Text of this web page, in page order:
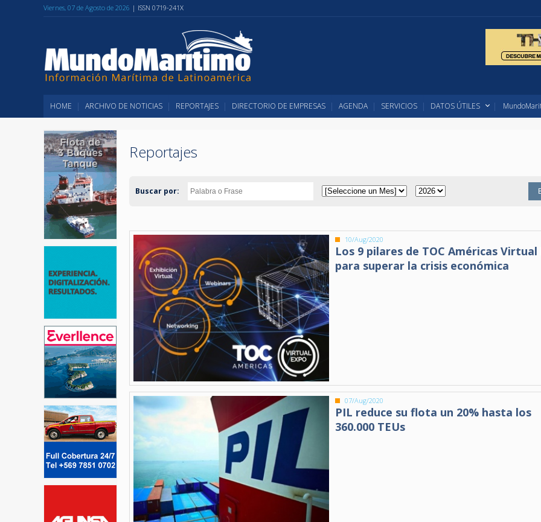
Viernes, 07 de Agosto de 2026 | ISSN 0719-241X
HOME ARCHIVO DE NOTICIAS REPORTAJES DIRECTORIO DE EMPRESAS AGENDA SERVICIOS DATOS ÚTILES
Reportajes
Buscar por:
10/Aug/2020
Los 9 pilares de TOC Américas Virtual
para superar la crisis económica
07/Aug/2020
PIL reduce su flota un 20% hasta los
360.000 TEUs